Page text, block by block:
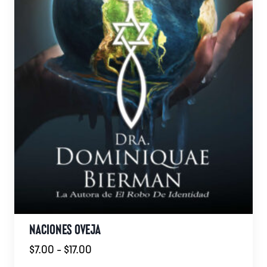
producto
NACIONES OVEJA
$7.00 - $17.00Rango